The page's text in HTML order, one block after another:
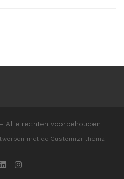
– Alle rechten voorbehouden
met de Customizr thema